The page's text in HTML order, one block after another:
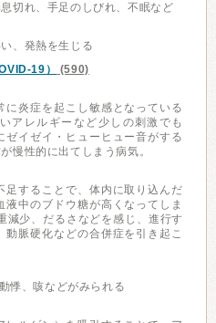
切れ、手足のしびれ、不眠など
、発熱を生じる
19）
(590)
炎症を起こし敏感となっている
アレルギーなど少しの刺激でも
イゼイ・ヒューヒュー音がする
慢性的に出てしまう病気。
足することで、体内に取り込んだ
中のブドウ糖が高くなってしま
減少、だるさなどを感じ、進行す
脈硬化などの合併症を引き起こ
悸、咳などがみられる